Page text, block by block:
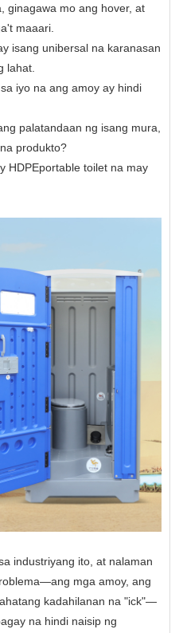
ginagawa mo ang hover, at
maaari.
isang unibersal na karanasan
lahat.
iyo na ang amoy ay hindi
palatandaan ng isang mura,
produkto?
HDPEportable toilet na may
industriyang ito, at nalaman
mga amoy, ang
kadahilanan na "ick"—
na hindi naisip ng